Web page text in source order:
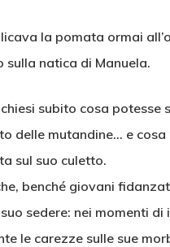
la pomata ormai
sulla natica di Manuela.
subito cosa potesse
delle mutandine… e cosa
sul suo culetto.
benché giovani
sedere: nei momenti
le carezze sulle sue